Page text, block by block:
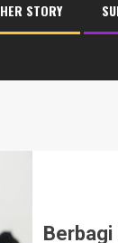
HER STORY
Berbagi